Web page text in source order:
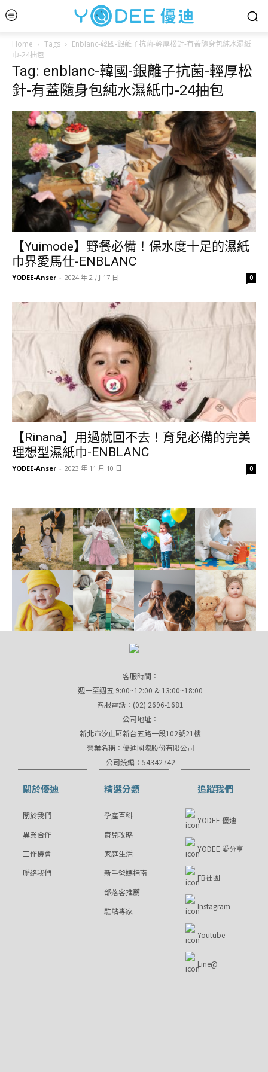
Home Tags
Enblanc-韓國-銀離子抗菌-輕厚松針-有蓋隨身包純水濕紙
巾-24抽包
Tag: enblanc-韓國-銀離子抗菌-輕厚松
針-有蓋隨身包純水濕紙巾-24抽包
【Yuimode】野餐必備！保水度十足的濕紙
巾界愛馬仕-ENBLANC
YODEE-Anser - 2024 年 2 月 17 日 0
【Rinana】用過就回不去！育兒必備的完美
理想型濕紙巾-ENBLANC
YODEE-Anser - 2023 年 11 月 10 日 0
客服時間：
週一至週五 9:00~12:00 & 13:00~18:00
客服電話：(02) 2696-1681
公司地址：
新北市汐止區新台五路一段102號21樓
營業名稱：優迪國際股份有限公司
公司統編：54342742
關於優迪
關於我們
異業合作
工作機會
聯絡我們
精選分類
孕產百科
育兒攻略
家庭生活
新手爸媽指南
部落客推薦
駐站專家
追蹤我們
YODEE 優迪
YODEE 愛分享
FB社團
Instagram
Youtube
Line@